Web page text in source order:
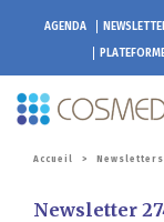
AGENDA
Accueil > Newsletters
Newsletter